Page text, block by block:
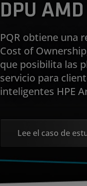
DPU
PQR obtiene una
Cost of
que posibilita las
servicio para
inteligentes HPE
Lee el caso de